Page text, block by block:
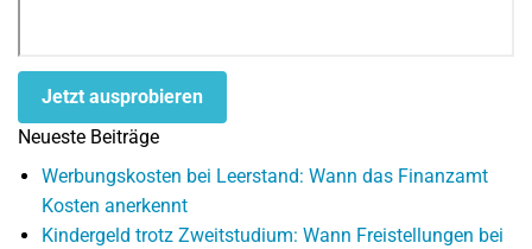
Jetzt ausprobieren
Neueste Beiträge
Werbungskosten bei Leerstand: Wann das Finanzamt
Kosten anerkennt
Kindergeld trotz Zweitstudium: Wann Freistellungen bei